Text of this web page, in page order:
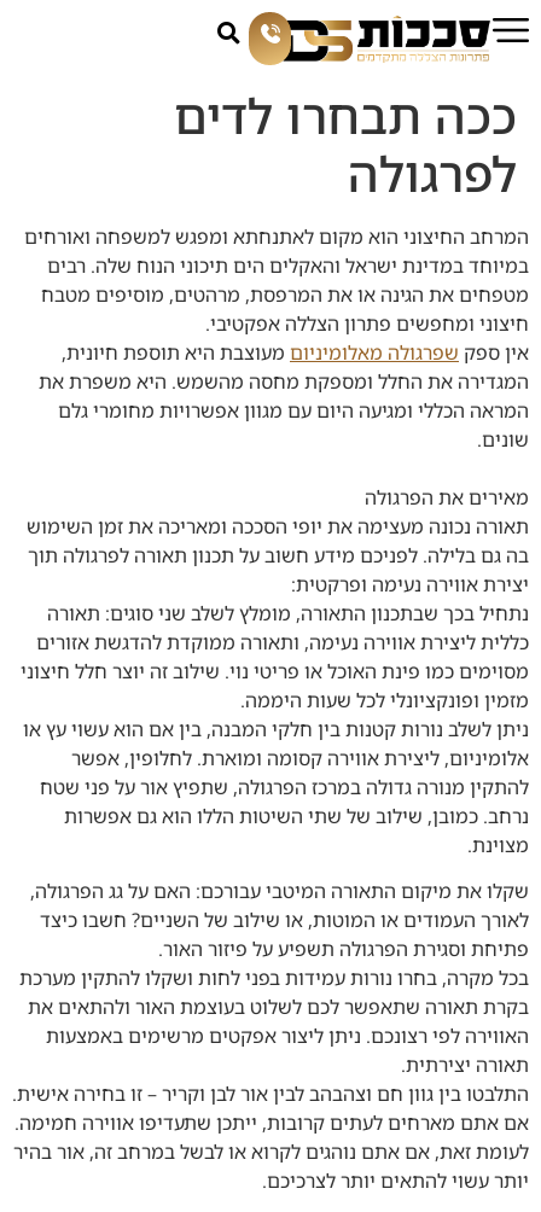
ככה תבחרו לדים
לפרגולה
המרחב החיצוני הוא מקום לאתנחתא ומפגש למשפחה ואורחים
במיוחד במדינת ישראל והאקלים הים תיכוני הנוח שלה. רבים
מטפחים את הגינה או את המרפסת, מרהטים, מוסיפים מטבח
חיצוני ומחפשים פתרון הצללה אפקטיבי.
אין ספק שפרגולה מאלומיניום מעוצבת היא תוספת חיונית,
המגדירה את החלל ומספקת מחסה מהשמש. היא משפרת את
המראה הכללי ומגיעה היום עם מגוון אפשרויות מחומרי גלם
שונים.
מאירים את הפרגולה
תאורה נכונה מעצימה את יופי הסככה ומאריכה את זמן השימוש
בה גם בלילה. לפניכם מידע חשוב על תכנון תאורה לפרגולה תוך
יצירת אווירה נעימה ופרקטית:
נתחיל בכך שבתכנון התאורה, מומלץ לשלב שני סוגים: תאורה
כללית ליצירת אווירה נעימה, ותאורה ממוקדת להדגשת אזורים
מסוימים כמו פינת האוכל או פריטי נוי. שילוב זה יוצר חלל חיצוני
מזמין ופונקציונלי לכל שעות היממה.
ניתן לשלב נורות קטנות בין חלקי המבנה, בין אם הוא עשוי עץ או
אלומיניום, ליצירת אווירה קסומה ומוארת. לחלופין, אפשר
להתקין מנורה גדולה במרכז הפרגולה, שתפיץ אור על פני שטח
נרחב. כמובן, שילוב של שתי השיטות הללו הוא גם אפשרות
מצוינת.
שקלו את מיקום התאורה המיטבי עבורכם: האם על גג הפרגולה,
לאורך העמודים או המוטות, או שילוב של השניים? חשבו כיצד
פתיחת וסגירת הפרגולה תשפיע על פיזור האור.
בכל מקרה, בחרו נורות עמידות בפני לחות ושקלו להתקין מערכת
בקרת תאורה שתאפשר לכם לשלוט בעוצמת האור ולהתאים את
האווירה לפי רצונכם. ניתן ליצור אפקטים מרשימים באמצעות
תאורה יצירתית.
התלבטו בין גוון חם וצהבהב לבין אור לבן וקריר – זו בחירה אישית.
אם אתם מארחים לעתים קרובות, ייתכן שתעדיפו אווירה חמימה.
לעומת זאת, אם אתם נוהגים לקרוא או לבשל במרחב זה, אור בהיר
יותר עשוי להתאים יותר לצרכיכם.